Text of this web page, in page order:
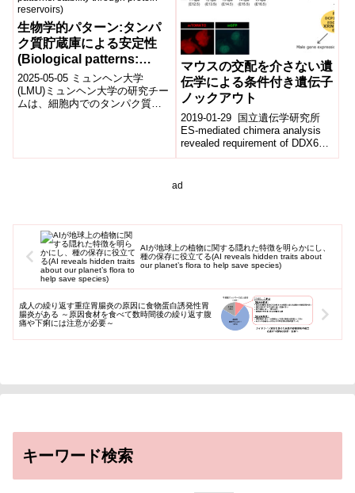
生物学的パターン:タンパ
ク質貯蔵庫による安定性
(Biological patterns:
stability through protein
reservoirs)
2025-05-05 ミュンヘン大学
(LMU)ミュンヘン大学の研究チー
ムは、細胞内でのタンパク質パ
マウスの交配を介さない遺
伝学による条件付き遺伝子
ノックアウト
2019-01-29 国立遺伝学研究所
ES-mediated chimera analysis
revealed requirement of DDX6
fo...
ad
AIが地球上の植物に関する隠れた特徴を明らかにし、
種の保存に役立てる(AI reveals hidden traits about
our planet’s flora to help save species)
成人の繰り返す重症胃腸炎の原因に食物蛋白誘発性胃
腸炎がある ～原因食材を食べて数時間後の繰り返す腹
痛や下痢には注意が必要～
キーワード検索